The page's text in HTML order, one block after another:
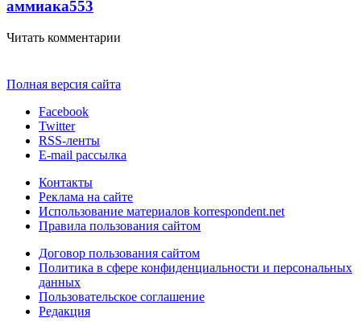
аммиака553
Читать комментарии
Полная версия сайта
Facebook
Twitter
RSS-ленты
E-mail рассылка
Контакты
Реклама на сайте
Использование материалов korrespondent.net
Правила пользования сайтом
Договор пользования сайтом
Политика в сфере конфиденциальности и персональных
данных
Пользовательское соглашение
Редакция